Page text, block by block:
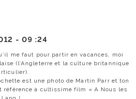
- 09 :24
me faut pour partir en vacances, moi
(l’Angleterre et la culture britannique
est une photo de Martin Parr et ton
à cultissime film « A Nous les